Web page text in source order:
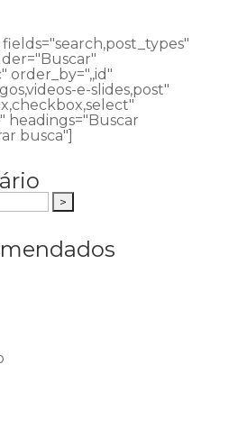
order_by=",,id"
e-slides,post"
headings="Buscar
busca"]